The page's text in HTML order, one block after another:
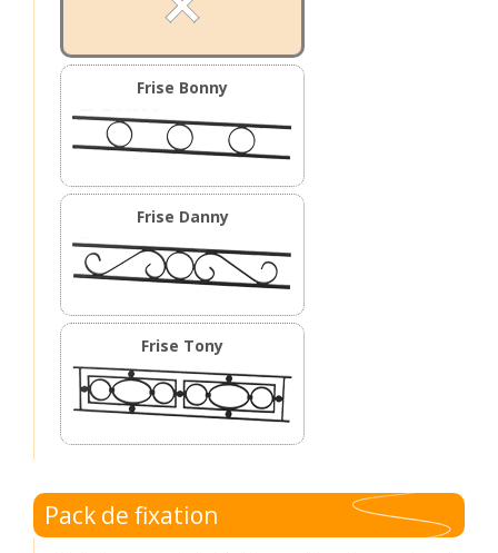
Frise Bonny
Frise Danny
Frise Tony
Pack de fixation